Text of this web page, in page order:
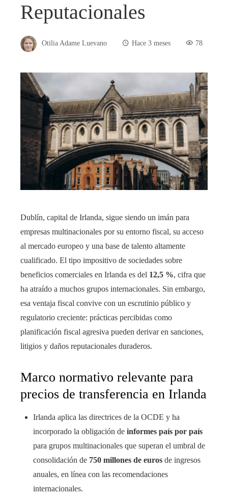
Reputacionales
Otilia Adame Luevano Hace 3 meses 78
Dublín, capital de Irlanda, sigue siendo un imán para
empresas multinacionales por su entorno fiscal, su acceso
al mercado europeo y una base de talento altamente
cualificado. El tipo impositivo de sociedades sobre
beneficios comerciales en Irlanda es del 12,5 %, cifra que
ha atraído a muchos grupos internacionales. Sin embargo,
esa ventaja fiscal convive con un escrutinio público y
regulatorio creciente: prácticas percibidas como
planificación fiscal agresiva pueden derivar en sanciones,
litigios y daños reputacionales duraderos.
Marco normativo relevante para
precios de transferencia en Irlanda
Irlanda aplica las directrices de la OCDE y ha
incorporado la obligación de informes país por país
para grupos multinacionales que superan el umbral de
consolidación de 750 millones de euros de ingresos
anuales, en línea con las recomendaciones
internacionales.